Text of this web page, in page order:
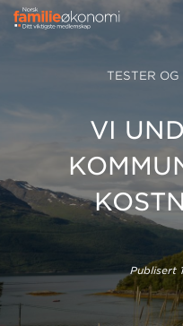
TESTER
VI
Publisert